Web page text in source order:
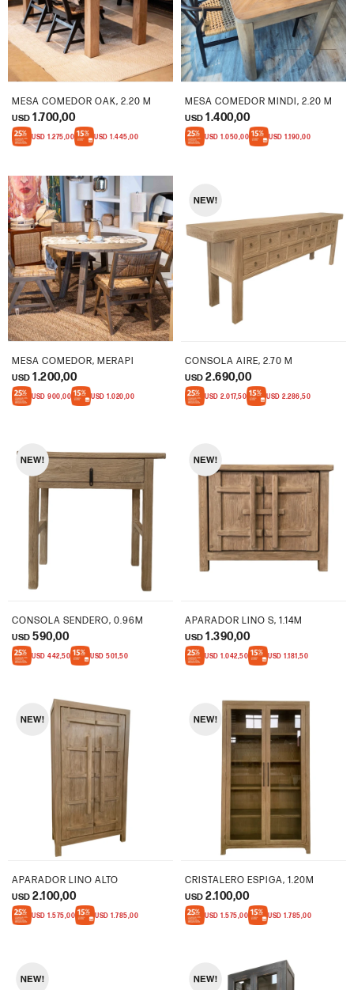
MESA COMEDOR OAK, 2.20 M
USD 1.700,00
USD 1.275,00 USD 1.445,00
MESA COMEDOR MINDI, 2.20 M
USD 1.400,00
USD 1.050,00 USD 1.190,00
MESA COMEDOR, MERAPI
USD 1.200,00
USD 900,00 USD 1.020,00
CONSOLA AIRE, 2.70 M
USD 2.690,00
USD 2.017,50 USD 2.286,50
CONSOLA SENDERO, 0.96M
USD 590,00
USD 442,50 USD 501,50
APARADOR LINO S, 1.14M
USD 1.390,00
USD 1.042,50 USD 1.181,50
APARADOR LINO ALTO
USD 2.100,00
USD 1.575,00 USD 1.785,00
CRISTALERO ESPIGA, 1.20M
USD 2.100,00
USD 1.575,00 USD 1.785,00